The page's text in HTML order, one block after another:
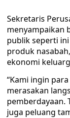
Sekretaris
menyampaikan
publik seperti
produk
ekonomi
“Kami ingin
merasakan
pemberdayaan.
juga peluang